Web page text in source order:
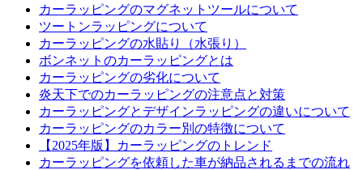
カーラッピングのマグネットツールについて
ツートンラッピングについて
カーラッピングの水貼り（水張り）
ボンネットのカーラッピングとは
カーラッピングの劣化について
炎天下でのカーラッピングの注意点と対策
カーラッピングとデザインラッピングの違いについて
カーラッピングのカラー別の特徴について
【2025年版】カーラッピングのトレンド
カーラッピングを依頼した車が納品されるまでの流れ